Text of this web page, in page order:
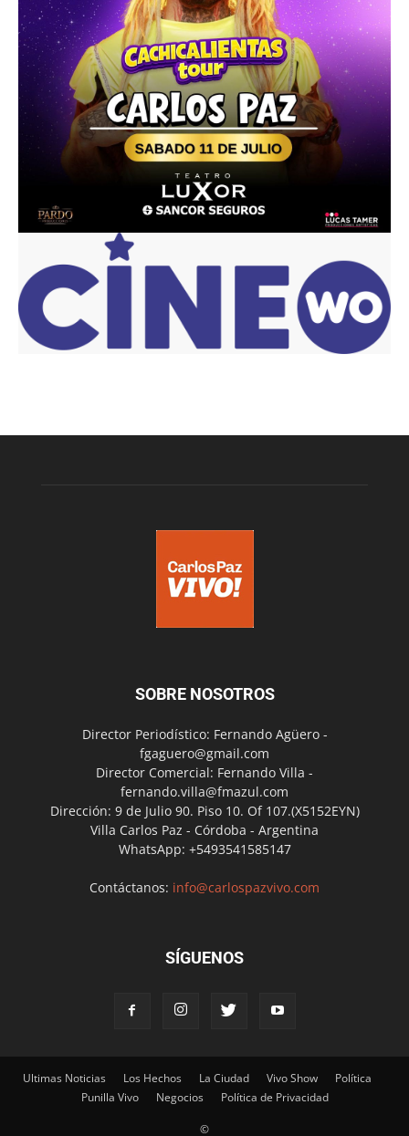
SOBRE NOSOTROS
Director Periodístico: Fernando Agüero -
fgaguero@gmail.com
Director Comercial: Fernando Villa -
fernando.villa@fmazul.com
Dirección: 9 de Julio 90. Piso 10. Of 107.(X5152EYN)
Villa Carlos Paz - Córdoba - Argentina
WhatsApp: +5493541585147
Contáctanos: info@carlospazvivo.com
SÍGUENOS
Ultimas Noticias Los Hechos La Ciudad Vivo Show
Política
Punilla Vivo
Negocios Política de Privacidad
©